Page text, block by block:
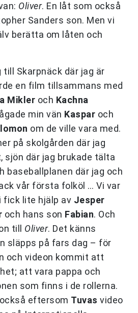
Oliver. En låt som också
Sanders son. Men vi
berätta om låten och
Skarpnäck där jag är
en film tillsammans med
Mikler och Kachna
min vän Kaspar och
om de ville vara med.
på skolgården där jag
sjön där jag brukade tälta
baseballplanen där jag och
vår första folköl … Vi var
fick lite hjälp av Jesper
och hans son Fabian. Och
till Oliver. Det känns
släpps på fars dag – för
och videon kommit att
att vara pappa och
som finns i de rollerna.
eftersom Tuvas video